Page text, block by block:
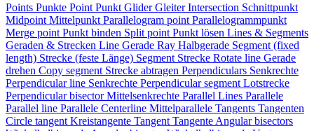
Points Punkte Point Punkt GliderGleiterIntersection Schnittpunkt
Midpoint Mittelpunkt Parallelogram point Parallelogrammpunkt
Merge point Punkt binden Split point Punkt lösen Lines & Segments
Geraden & Strecken Line Gerade Ray Halbgerade Segment (fixed
length) Strecke (feste Länge) Segment Strecke Rotate line Gerade
drehen Copy segment Strecke abtragen Perpendiculars Senkrechte
Perpendicular line Senkrechte Perpendicular segment Lotstrecke
Perpendicular bisectorMittelsenkrechte Parallel Lines Parallele
Parallel line Parallele Centerline Mittelparallele Tangents Tangenten
Circle tangent Kreistangente Tangent Tangente Angular bisectors